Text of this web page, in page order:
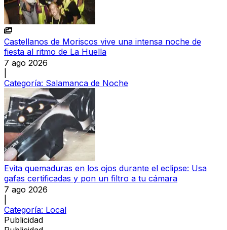
Castellanos de Moriscos vive una intensa noche de
fiesta al ritmo de La Huella
7 ago 2026
Categoría: Salamanca de Noche
Evita quemaduras en los ojos durante el eclipse: Usa
gafas certificadas y pon un filtro a tu cámara
7 ago 2026
Categoría: Local
Publicidad